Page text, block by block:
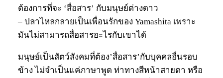
ต้องการที่จะ ‘สื่อสาร’ กับมนุษย์ต่างดาว
– ปลาไหลกลายเป็นเพื่อนรักของ Yamashita เพราะ
มันไม่สามารถสื่อสารอะไรกับเขาได้
มนุษย์เป็นสัตว์สังคมที่ต้อง’สื่อสาร’กับบุคคลอื่นรอบ
ข้าง ไม่จำเป็นแค่ภาษาพูด ท่าทางสีหน้าสายตา หรือ